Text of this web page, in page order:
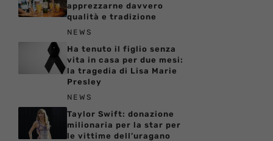
apprezzarne davvero
qualità e tradizione
NEWS
Ha tenuto il figlio senza
vita in casa per due mesi:
la tragedia di Lisa Marie
Presley
NEWS
Taylor Swift: donazione
milionaria per la star per
le vittime dell’uragano